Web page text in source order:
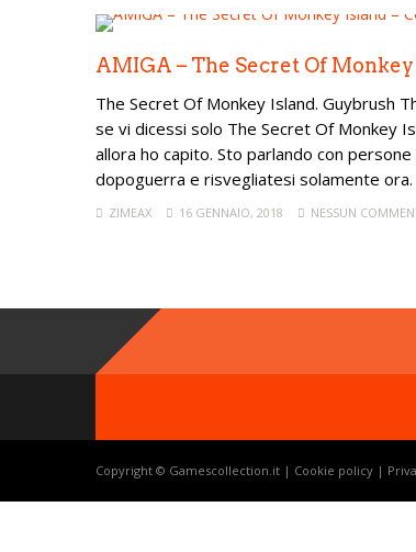
AMIGA – The Secret Of
The Secret Of Monkey Island. Guybrush
se vi dicessi solo The Secret Of Monkey
allora ho capito. Sto parlando con
dopoguerra e risvegliatesi solamente ora.
ZIMEAX 16 GENNAIO, 2018 NESSUN
Copyright © Gamescollection.it | Cookie policy |